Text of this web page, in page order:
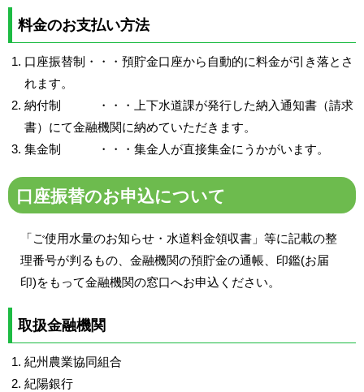
料金のお支払い方法
口座振替制・・・預貯金口座から自動的に料金が引き落とさ
れます。
納付制 ・・・上下水道課が発行した納入通知書（請求
書）にて金融機関に納めていただきます。
集金制 ・・・集金人が直接集金にうかがいます。
口座振替のお申込について
「ご使用水量のお知らせ・水道料金領収書」等に記載の整
理番号が判るもの、金融機関の預貯金の通帳、印鑑(お届
印)をもって金融機関の窓口へお申込ください。
取扱金融機関
紀州農業協同組合
紀陽銀行